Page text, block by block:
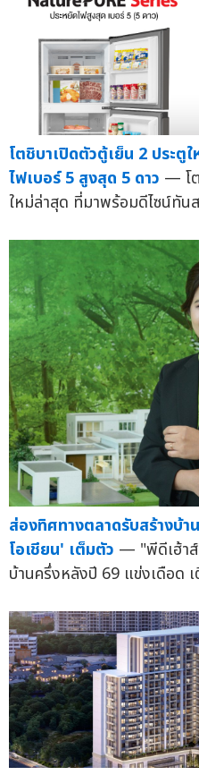
โตชิบาเปิดตัวตู้เย็น 2 ประตู
ไฟเบอร์ 5 สูงสุด 5 ดาว — โ
ใหม่ล่าสุด ที่มาพร้อมดีไซน์ทัน
ส่องทิศทางตลาดรับสร้างบ้า
โอเชียน' เต็มตัว — "พีดีเฮ้าส์
บ้านครึ่งหลังปี 69 แข่งเดือด